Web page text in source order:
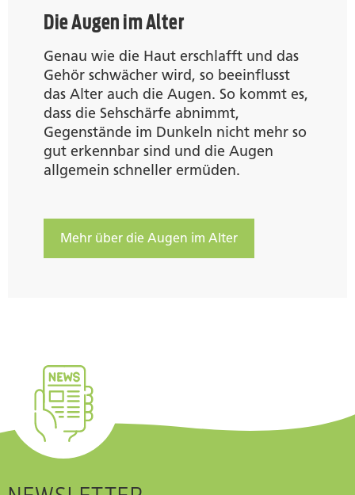
Die Augen im Alter
Genau wie die Haut erschlafft und das
Gehör schwächer wird, so beeinflusst
das Alter auch die Augen. So kommt es,
dass die Sehschärfe abnimmt,
Gegenstände im Dunkeln nicht mehr so
gut erkennbar sind und die Augen
allgemein schneller ermüden.
Mehr über die Augen im Alter